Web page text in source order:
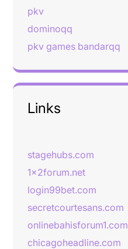
pkv
dominoqq
pkv games bandarqq
Links
stagehubs.com
1x2forum.net
login99bet.com
secretcourtesans.com
onlinebahisforum1.com
chicagoheadline.com